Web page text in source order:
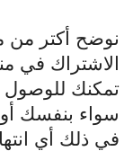
نوضح أكتر من
الاشتراك في
تمكنك
سواء بنفسك
في ذلك أي